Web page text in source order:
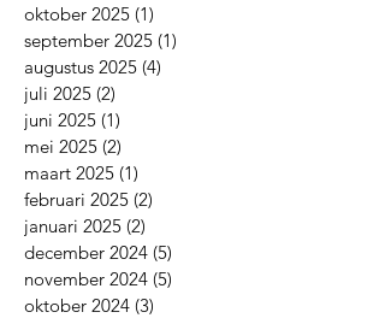
oktober 2025 (1)
september 2025 (1)
augustus 2025 (4)
juli 2025 (2)
juni 2025 (1)
mei 2025 (2)
maart 2025 (1)
februari 2025 (2)
januari 2025 (2)
december 2024 (5)
november 2024 (5)
oktober 2024 (3)